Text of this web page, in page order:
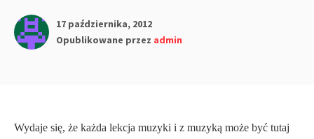
17 października, 2012
Opublikowane przez admin
Wydaje się, że każda lekcja muzyki i z muzyką może być tutaj